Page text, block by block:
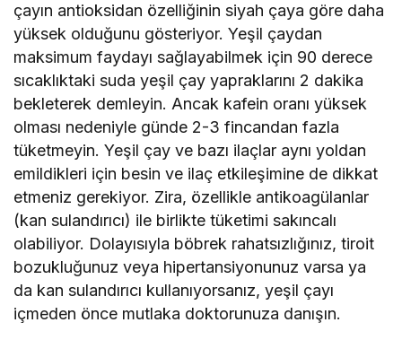
çayın antioksidan özelliğinin siyah çaya göre daha
yüksek olduğunu gösteriyor. Yeşil çaydan
maksimum faydayı sağlayabilmek için 90 derece
sıcaklıktaki suda yeşil çay yapraklarını 2 dakika
bekleterek demleyin. Ancak kafein oranı yüksek
olması nedeniyle günde 2-3 fincandan fazla
tüketmeyin. Yeşil çay ve bazı ilaçlar aynı yoldan
emildikleri için besin ve ilaç etkileşimine de dikkat
etmeniz gerekiyor. Zira, özellikle antikoagülanlar
(kan sulandırıcı) ile birlikte tüketimi sakıncalı
olabiliyor. Dolayısıyla böbrek rahatsızlığınız, tiroit
bozukluğunuz veya hipertansiyonunuz varsa ya
da kan sulandırıcı kullanıyorsanız, yeşil çayı
içmeden önce mutlaka doktorunuza danışın.